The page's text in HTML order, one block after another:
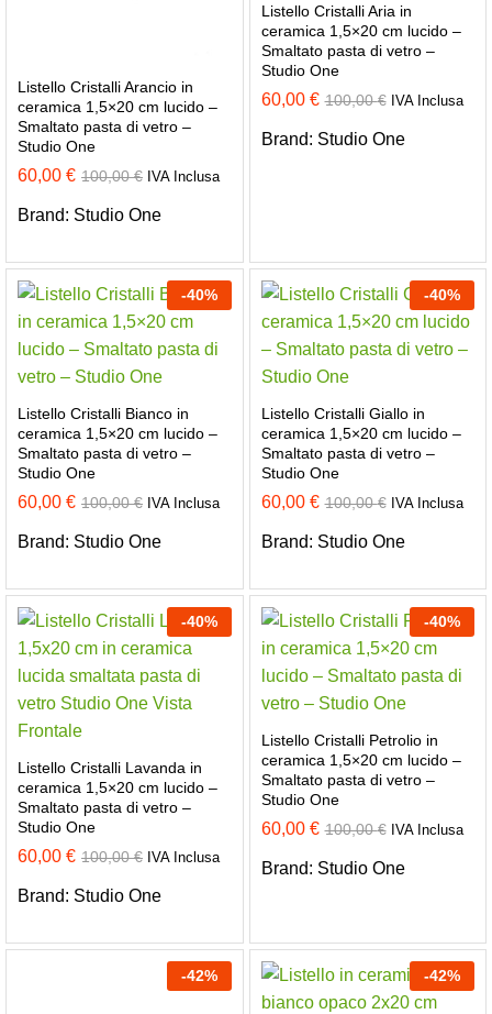
Listello Cristalli Arancio in
ceramica 1,5×20 cm lucido –
Smaltato pasta di vetro –
Studio One
60,00 € 100,00€ IVA Inclusa
Brand: Studio One
Listello Cristalli Aria in
ceramica 1,5×20 cm lucido –
Smaltato pasta di vetro –
Studio One
60,00 € 100,00€ IVA Inclusa
Brand: Studio One
-40%
Listello Cristalli Bianco in
ceramica 1,5×20 cm lucido –
Smaltato pasta di vetro –
Studio One
60,00 € 100,00€ IVA Inclusa
Brand: Studio One
-40%
Listello Cristalli Giallo in
ceramica 1,5×20 cm lucido –
Smaltato pasta di vetro –
Studio One
60,00 € 100,00€ IVA Inclusa
Brand: Studio One
-40%
Listello Cristalli Lavanda in
ceramica 1,5×20 cm lucido –
Smaltato pasta di vetro –
Studio One
60,00 € 100,00€ IVA Inclusa
Brand: Studio One
-40%
Listello Cristalli Petrolio in
ceramica 1,5×20 cm lucido –
Smaltato pasta di vetro –
Studio One
60,00 € 100,00€ IVA Inclusa
Brand: Studio One
-42% -42%